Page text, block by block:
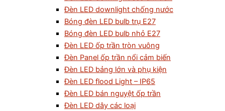
Đèn LED downlight chống nước
Bóng đèn LED bulb trụ E27
Bóng đèn LED bulb nhỏ E27
Đèn LED ốp trần tròn vuông
Đèn Panel ốp trần nổi cảm biến
Đèn LED bảng lớn và phụ kiện
Đèn LED flood Light – IP65
Đèn LED bán nguyệt ốp trần
Đèn LED dây các loại